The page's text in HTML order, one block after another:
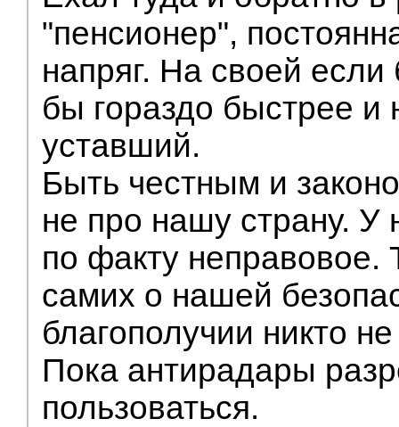
"пенсионер",
напряг. На своей
бы гораздо быстрее и
уставший.
Быть честным и
не про нашу страну. У
по факту неправовое.
самих о нашей
благополучии никто
Пока антирадары
пользоваться.